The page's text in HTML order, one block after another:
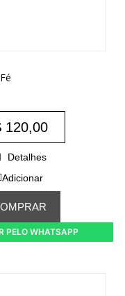
120,00
Detalhes
Adicionar
PELO WHATSAPP